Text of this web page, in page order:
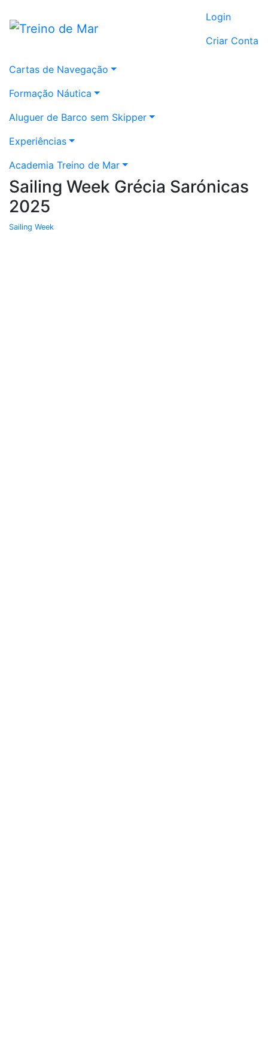
Login
Criar Conta
Cartas de Navegação
Formação Náutica
Aluguer de Barco sem Skipper
Experiências
Academia Treino de Mar
Sailing Week Grécia Sarónicas
2025
Sailing Week